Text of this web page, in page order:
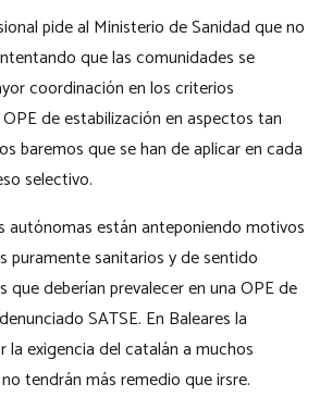
pide al Ministerio de Sanidad que no
que las comunidades se
coordinación en los criterios
de estabilización en aspectos tan
baremos que se han de aplicar en cada
selectivo.
autónomas están anteponiendo motivos
puramente sanitarios y de sentido
que deberían prevalecer en una OPE de
SATSE. En Baleares la
la exigencia del catalán a muchos
tendrán más remedio que irsre.